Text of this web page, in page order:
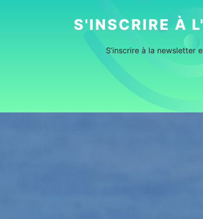
S'INSCRIRE À
S’inscrire à la newsletter